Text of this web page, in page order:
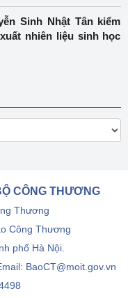
Sinh Nhật Tân kiểm
nhiên liệu sinh học
CÔNG THƯƠNG
Thương
Công Thương
phố Hà Nội.
BaoCT@moit.gov.vn